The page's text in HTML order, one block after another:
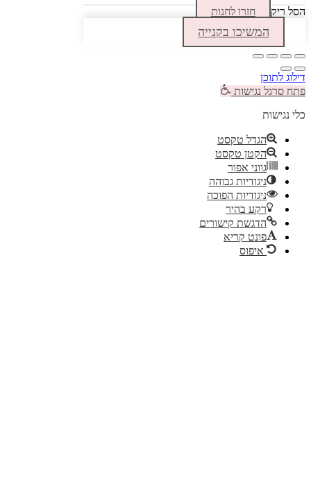
ריק חזרו לחנות
המשיכו בקנייה
לתוכן
סרגל נגישות
נגישות
הגדל טקסט
הקטן טקסט
גווני אפור
ניגודיות גבוהה
ניגודיות הפוכה
רקע בהיר
הדגשת קישורים
פונט קריא
איפוס